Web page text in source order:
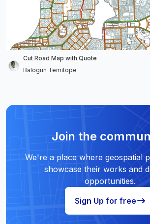
Cut Road Map with Quote
Balogun Temitope
Join the
We're a place where geospatial
showcase their works and
opportunities.
Sign Up for free